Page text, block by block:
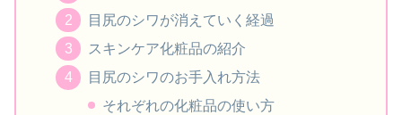
目尻のシワが消えていく経過
スキンケア化粧品の紹介
目尻のシワのお手入れ方法
それぞれの化粧品の使い方